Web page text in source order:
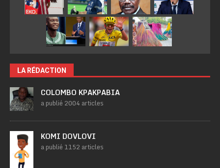
LA RÉDACTION
COLOMBO KPAKPABIA
a publié 2004 articles
KOMI DOVLOVI
a publié 1152 articles